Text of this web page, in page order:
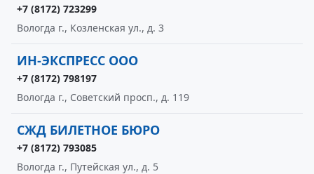
+7 (8172) 723299
Вологда г., Козленская ул., д. 3
ИН-ЭКСПРЕСС ООО
+7 (8172) 798197
Вологда г., Советский просп., д. 119
СЖД БИЛЕТНОЕ БЮРО
+7 (8172) 793085
Вологда г., Путейская ул., д. 5